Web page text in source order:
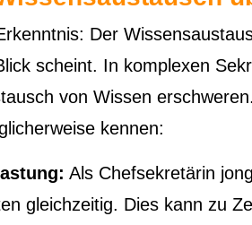
Der
scheint. In komplexen
von Wissen
kennen:
Als Chefsekretärin
gleichzeitig. Dies kann zu